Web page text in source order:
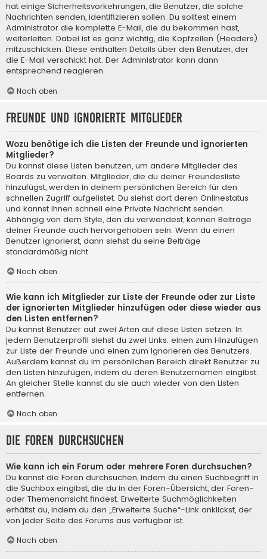
hat einige Sicherheitsvorkehrungen, die Benutzer, die solche
Nachrichten senden, identifizieren sollen. Du solltest einem
Administrator die komplette E-Mail, die du bekommen hast,
weiterleiten. Dabei ist es ganz wichtig, die Kopfzeilen (Headers)
mitzuschicken. Diese enthalten Details über den Benutzer, der
die E-Mail verschickt hat. Der Administrator kann dann
entsprechend reagieren.
Nach oben
Freunde und ignorierte Mitglieder
Wozu benötige ich die Listen der Freunde und ignorierten
Mitglieder?
Du kannst diese Listen benutzen, um andere Mitglieder des
Boards zu verwalten. Mitglieder, die du deiner Freundesliste
hinzufügst, werden in deinem persönlichen Bereich für den
schnellen Zugriff aufgelistet. Du siehst dort deren Onlinestatus
und kannst ihnen schnell eine Private Nachricht senden.
Abhängig von dem Style, den du verwendest, können Beiträge
deiner Freunde auch hervorgehoben sein. Wenn du einen
Benutzer ignorierst, dann siehst du seine Beiträge
standardmäßig nicht.
Nach oben
Wie kann ich Mitglieder zur Liste der Freunde oder zur Liste
der ignorierten Mitglieder hinzufügen oder diese wieder aus
den Listen entfernen?
Du kannst Benutzer auf zwei Arten auf diese Listen setzen: In
jedem Benutzerprofil siehst du zwei Links: einen zum Hinzufügen
zur Liste der Freunde und einen zum Ignorieren des Benutzers.
Außerdem kannst du im persönlichen Bereich direkt Benutzer zu
den Listen hinzufügen, indem du deren Benutzernamen eingibst.
An gleicher Stelle kannst du sie auch wieder von den Listen
entfernen.
Nach oben
Die Foren durchsuchen
Wie kann ich ein Forum oder mehrere Foren durchsuchen?
Du kannst die Foren durchsuchen, indem du einen Suchbegriff in
die Suchbox eingibst, die du in der Foren-Übersicht, der Foren-
oder Themenansicht findest. Erweiterte Suchmöglichkeiten
erhältst du, indem du den „Erweiterte Suche“-Link anklickst, der
von jeder Seite des Forums aus verfügbar ist.
Nach oben